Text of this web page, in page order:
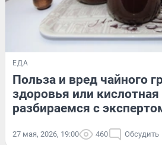
ЕДА
Польза и вред чайного
здоровья или
разбираемся с
27 мая, 2026, 19:00 460 Обсудить